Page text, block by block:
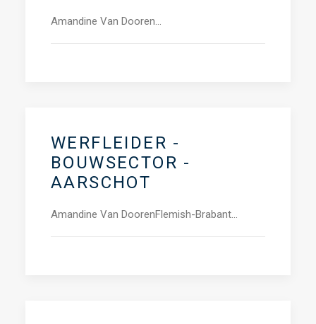
Amandine Van Dooren…
WERFLEIDER -
BOUWSECTOR -
AARSCHOT
Amandine Van DoorenFlemish-Brabant…